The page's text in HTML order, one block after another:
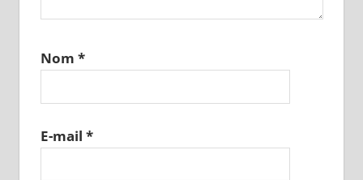
Nom *
E-mail *